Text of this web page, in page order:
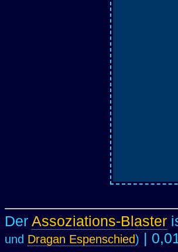
Der Assoziations-Blaster
und Dragan Espenschied) |